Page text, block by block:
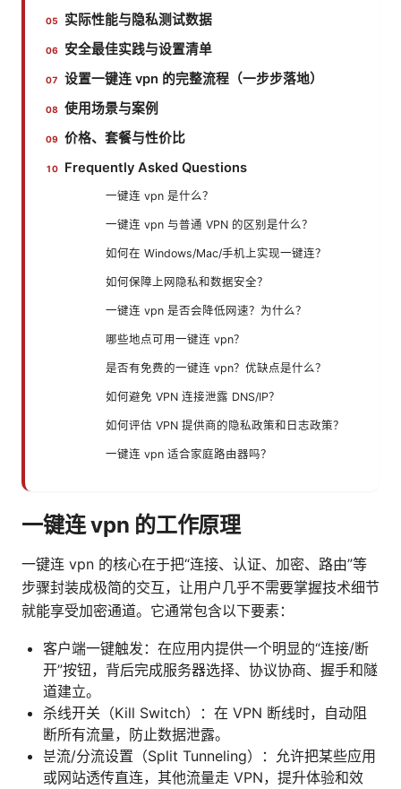
实际性能与隐私测试数据
安全最佳实践与设置清单
设置一键连 vpn 的完整流程（一步步落地）
使用场景与案例
价格、套餐与性价比
Frequently Asked Questions
一键连 vpn 是什么？
一键连 vpn 与普通 VPN 的区别是什么？
如何在 Windows/Mac/手机上实现一键连？
如何保障上网隐私和数据安全？
一键连 vpn 是否会降低网速？为什么？
哪些地点可用一键连 vpn？
是否有免费的一键连 vpn？优缺点是什么？
如何避免 VPN 连接泄露 DNS/IP？
如何评估 VPN 提供商的隐私政策和日志政策？
一键连 vpn 适合家庭路由器吗？
一键连 vpn 的工作原理
一键连 vpn 的核心在于把“连接、认证、加密、路由”等
步骤封装成极简的交互，让用户几乎不需要掌握技术细节
就能享受加密通道。它通常包含以下要素：
客户端一键触发：在应用内提供一个明显的“连接/断
开”按钮，背后完成服务器选择、协议协商、握手和隧
道建立。
杀线开关（Kill Switch）：在 VPN 断线时，自动阻
断所有流量，防止数据泄露。
분流/分流设置（Split Tunneling）：允许把某些应用
或网站透传直连，其他流量走 VPN，提升体验和效